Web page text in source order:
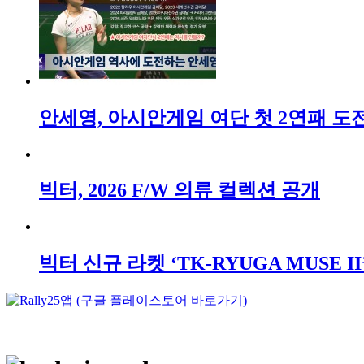
안세영, 아시안게임 여단 첫 2연패 도
빅터, 2026 F/W 의류 컬렉션 공개
빅터 신규 라켓 ‘TK-RYUGA MUSE